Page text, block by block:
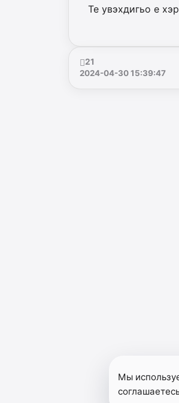
Те увэхдигьо е
21
2024-04-30 15:39:47
Мы